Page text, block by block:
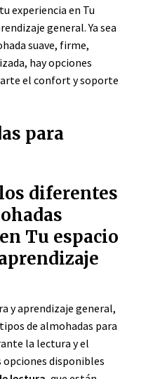
experiencia en Tu
general. Ya sea
suave, firme,
hay opciones
el confort y soporte
para
diferentes
Tu espacio
y aprendizaje general,
de almohadas para
la lectura y el
opciones disponibles